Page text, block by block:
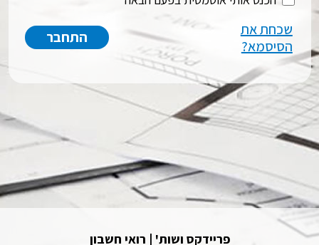
שכחת את
הסיסמא?
פריידקס ושות' | רואי חשבון